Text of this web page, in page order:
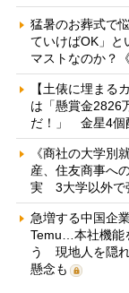
猛暑のお葬式で
ていけばOK」と
マストなのか？
【土俵に埋まる
は「懸賞金2826
だ！」 金星4個
《商社の大学別
産、住友商事へ
実 3大学以外で
急増する中国企
Temu…本社機能
う 現地人を隠
懸念も